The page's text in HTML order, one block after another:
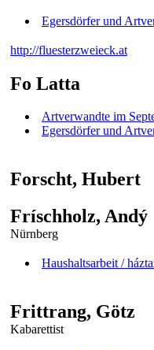
Egersdörfer und
http://fluesterzweieck.at
Fo Latta
Artverwandte im
Egersdörfer und
Forscht, Hubert
Fríschholz, Andý
Nürnberg
Haushaltsarbeit /
Frittrang, Götz
Kabarettist